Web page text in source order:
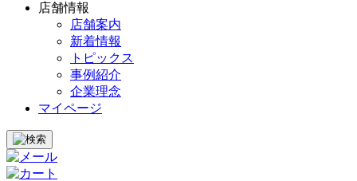
店舗情報
店舗案内
新着情報
トピックス
事例紹介
企業理念
マイページ